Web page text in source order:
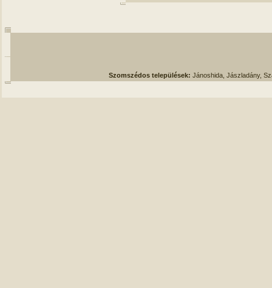
Szomszédos települések: Jánoshida, Jászladány,